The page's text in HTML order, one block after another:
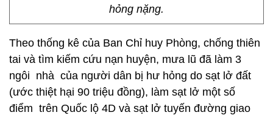
hỏng nặng.
Theo thống kê của Ban Chỉ huy Phòng, chống thiên
tai và tìm kiếm cứu nạn huyện, mưa lũ đã làm 3
ngôi nhà của người dân bị hư hỏng do sạt lở đất
(ước thiệt hại 90 triệu đồng), làm sạt lở một số
điểm trên Quốc lộ 4D và sạt lở tuyến đường giao